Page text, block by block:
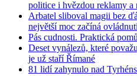
politice i hvězdou reklamy a
Arbatel sliboval magii bez
největší moc začíná
Pás cudnosti. Praktická
Deset vynálezů, které
je už staří Římané
81 lidí zahynulo nad